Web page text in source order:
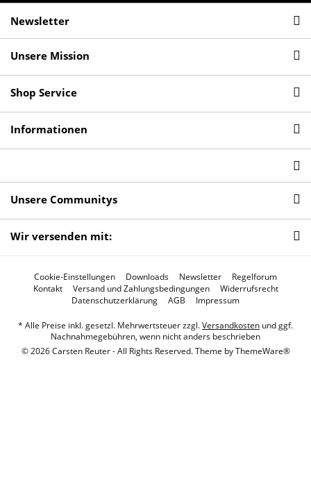
Newsletter
Unsere Mission
Shop Service
Informationen
Unsere Communitys
Wir versenden mit:
Cookie-Einstellungen Downloads Newsletter
Regelforum
Kontakt
Versand und Zahlungsbedingungen
Widerrufsrecht
Datenschutzerklärung
AGB Impressum
* Alle Preise inkl. gesetzl. Mehrwertsteuer zzgl.Versandkosten und ggf.
Nachnahmegebühren, wenn nicht anders beschrieben
© 2026 Carsten Reuter - All Rights Reserved. Theme byThemeWare®